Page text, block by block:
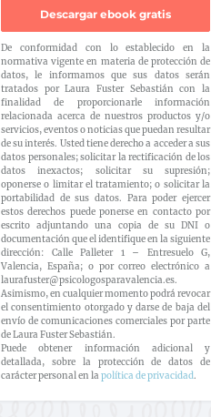
De conformidad con lo establecido en la
normativa vigente en materia de protección de
datos, le informamos que sus datos serán
tratados por Laura Fuster Sebastián con la
finalidad de proporcionarle información
relacionada acerca de nuestros productos y/o
servicios, eventos o noticias que puedan resultar
de su interés. Usted tiene derecho a acceder a sus
datos personales; solicitar la rectificación de los
datos inexactos; solicitar su supresión;
oponerse o limitar el tratamiento; o solicitar la
portabilidad de sus datos. Para poder ejercer
estos derechos puede ponerse en contacto por
escrito adjuntando una copia de su DNI o
documentación que el identifique en la siguiente
dirección: Calle Palleter 1 – Entresuelo G,
Valencia, España; o por correo electrónico a
laurafuster@psicologosparavalencia.es.
Asimismo, en cualquier momento podrá revocar
el consentimiento otorgado y darse de baja del
envío de comunicaciones comerciales por parte
de Laura Fuster Sebastián.
Puede obtener información adicional y
detallada, sobre la protección de datos de
carácter personal en la política de privacidad.